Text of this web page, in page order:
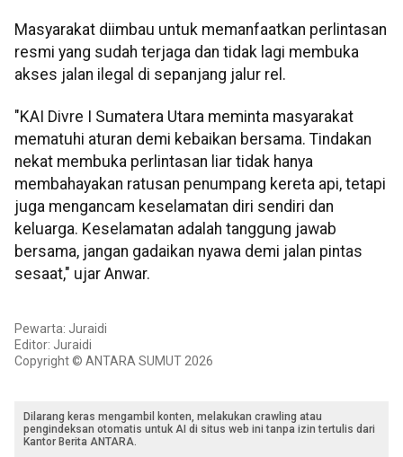
Masyarakat diimbau untuk memanfaatkan perlintasan
resmi yang sudah terjaga dan tidak lagi membuka
akses jalan ilegal di sepanjang jalur rel.
"KAI Divre I Sumatera Utara meminta masyarakat
mematuhi aturan demi kebaikan bersama. Tindakan
nekat membuka perlintasan liar tidak hanya
membahayakan ratusan penumpang kereta api, tetapi
juga mengancam keselamatan diri sendiri dan
keluarga. Keselamatan adalah tanggung jawab
bersama, jangan gadaikan nyawa demi jalan pintas
sesaat," ujar Anwar.
Pewarta: Juraidi
Editor: Juraidi
Copyright © ANTARA SUMUT 2026
Dilarang keras mengambil konten, melakukan crawling atau
pengindeksan otomatis untuk AI di situs web ini tanpa izin tertulis dari
Kantor Berita ANTARA.